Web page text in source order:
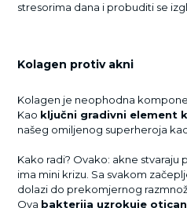
stresorima dana i probuditi se
Kolagen protiv akni
Kolagen je neophodna
Kao ključni gradivni element
našeg omiljenog superheroja
Kako radi? Ovako: akne
ima mini krizu. Sa svakom
dolazi do prekomjernog
Ova bakterija uzrokuje